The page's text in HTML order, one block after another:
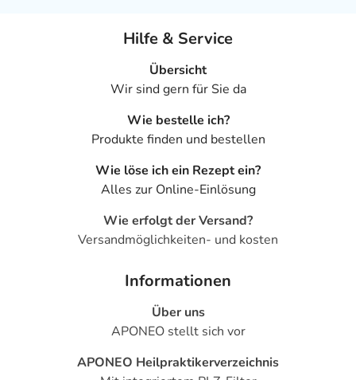
Hilfe & Service
Übersicht
Wir sind gern für Sie da
Wie bestelle ich?
Produkte finden und bestellen
Wie löse ich ein Rezept ein?
Alles zur Online-Einlösung
Wie erfolgt der Versand?
Versandmöglichkeiten- und kosten
Informationen
Über uns
APONEO stellt sich vor
APONEO Heilpraktikerverzeichnis